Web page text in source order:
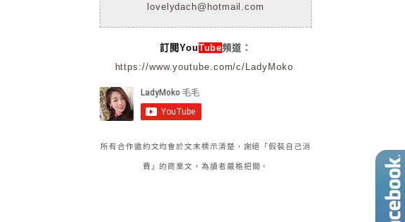
lovelydach@hotmail.com
訂閱YouTube頻道：
https://www.youtube.com/c/LadyMoko
所有合作邀約文均會於文末標示清楚，謝絕「假裝自己消
費」的商業文，為讀者嚴格把關。